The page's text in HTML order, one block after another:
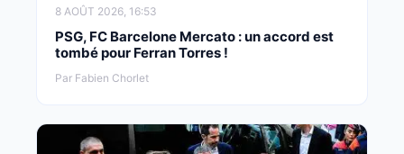
8 AOÛT 2026, 16:53
PSG, FC Barcelone Mercato : un accord est
tombé pour Ferran Torres !
Par Fabien Chorlet